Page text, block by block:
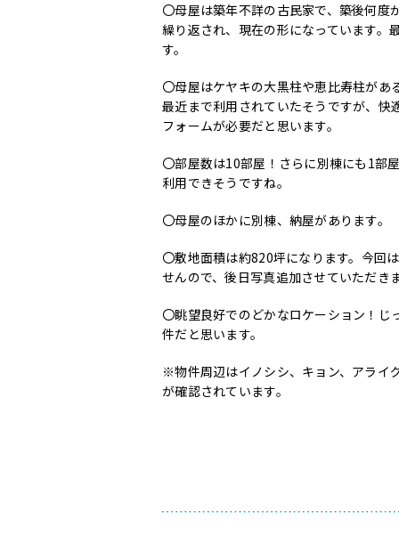
〇母屋は築年不詳の古民家で、築後何度
繰り返され、現在の形になっています。
す。
〇母屋はケヤキの大黒柱や恵比寿柱があ
最近まで利用されていたそうですが、快
フォームが必要だと思います。
〇部屋数は10部屋！さらに別棟にも1部
利用できそうですね。
〇母屋のほかに別棟、納屋があります。
〇敷地面積は約820坪になります。今回
せんので、後日写真追加させていただき
〇眺望良好でのどかなロケーション！じ
件だと思います。
※物件周辺はイノシシ、キョン、アライ
が確認されています。